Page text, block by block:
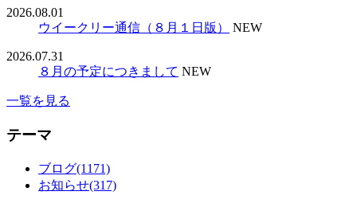
2026.08.01
ウイークリー通信（８月１日版）
NEW
2026.07.31
８月の予定につきまして NEW
一覧を見る
テーマ
ブログ(1171)
お知らせ(317)